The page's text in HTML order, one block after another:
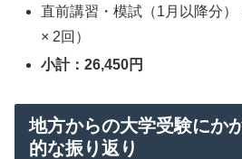
直前講習・模試（1月以降分）
× 2回）
小計：26,450円
地方からの大学受験にか
的な振り返り